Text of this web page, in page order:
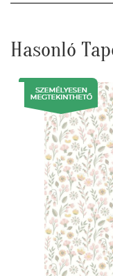
Hasonló